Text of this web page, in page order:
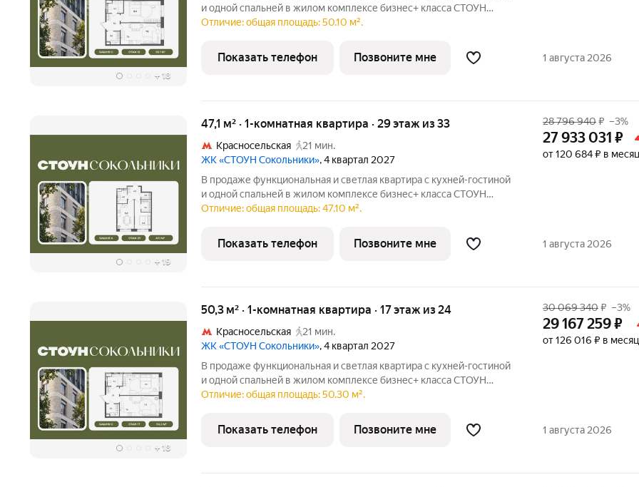
+ 18
и одной спальней в жилом комплексе бизнес+ класса СТОУН
Сокольники. Идеально подойдет молодым парам и небольшим
пешей доступности от
Отличие: общая площадь: 50.10 м².
Показать телефон Позвоните мне 1 августа 2026
+ 19
47,1 м² · 1-комнатная квартира · 29 этаж из 33
Красносельская
21 мин.
ЖК «СТОУН Сокольники», 4 квартал 2027
В продаже функциональная и светлая квартира с кухней-гостиной
и одной спальней в жилом комплексе бизнес+ класса СТОУН
Сокольники. Идеально подойдет молодым парам и небольшим
пешей доступности от
28 796 940₽ –3%
27 933 031 ₽
от 120 684 ₽ в месяц
Отличие: общая площадь: 47.10 м².
Показать телефон Позвоните мне 1 августа 2026
+ 18
50,3 м² · 1-комнатная квартира · 17 этаж из 24
Красносельская
21 мин.
ЖК «СТОУН Сокольники», 4 квартал 2027
В продаже функциональная и светлая квартира с кухней-гостиной
и одной спальней в жилом комплексе бизнес+ класса СТОУН
Сокольники. Идеально подойдет молодым парам и небольшим
пешей доступности от
30 069 340₽ –3%
29 167 259₽
от 126 016 ₽ в месяц
Отличие: общая площадь: 50.30 м².
Показать телефон Позвоните мне 1 августа 2026